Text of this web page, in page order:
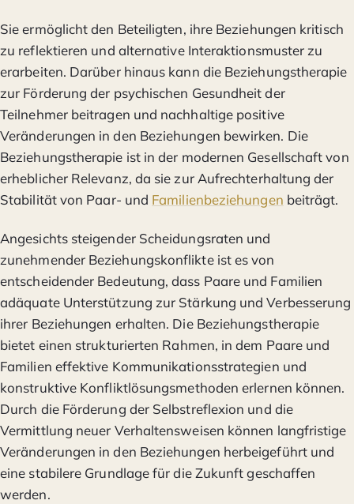
Sie ermöglicht den Beteiligten, ihre Beziehungen kritisch
zu reflektieren und alternative Interaktionsmuster zu
erarbeiten. Darüber hinaus kann die Beziehungstherapie
zur Förderung der psychischen Gesundheit der
Teilnehmer beitragen und nachhaltige positive
Veränderungen in den Beziehungen bewirken. Die
Beziehungstherapie ist in der modernen Gesellschaft von
erheblicher Relevanz, da sie zur Aufrechterhaltung der
Stabilität von Paar- und Familienbeziehungen beiträgt.
Angesichts steigender Scheidungsraten und
zunehmender Beziehungskonflikte ist es von
entscheidender Bedeutung, dass Paare und Familien
adäquate Unterstützung zur Stärkung und Verbesserung
ihrer Beziehungen erhalten. Die Beziehungstherapie
bietet einen strukturierten Rahmen, in dem Paare und
Familien effektive Kommunikationsstrategien und
konstruktive Konfliktlösungsmethoden erlernen können.
Durch die Förderung der Selbstreflexion und die
Vermittlung neuer Verhaltensweisen können langfristige
Veränderungen in den Beziehungen herbeigeführt und
eine stabilere Grundlage für die Zukunft geschaffen
werden.